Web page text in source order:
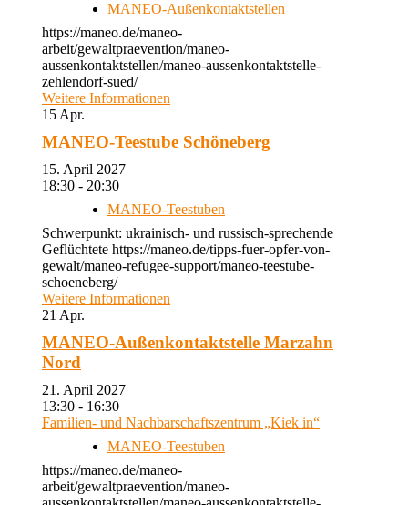
MANEO-Außenkontaktstellen
https://maneo.de/maneo-
arbeit/gewaltpraevention/maneo-
aussenkontaktstellen/maneo-aussenkontaktstelle-
zehlendorf-sued/
Weitere Informationen
15 Apr.
MANEO-Teestube Schöneberg
15. April 2027
18:30 - 20:30
MANEO-Teestuben
Schwerpunkt: ukrainisch- und russisch-sprechende
Geflüchtete https://maneo.de/tipps-fuer-opfer-von-
gewalt/maneo-refugee-support/maneo-teestube-
schoeneberg/
Weitere Informationen
21 Apr.
MANEO-Außenkontaktstelle Marzahn
Nord
21. April 2027
13:30 - 16:30
Familien- und Nachbarschaftszentrum „Kiek in“
MANEO-Teestuben
https://maneo.de/maneo-
arbeit/gewaltpraevention/maneo-